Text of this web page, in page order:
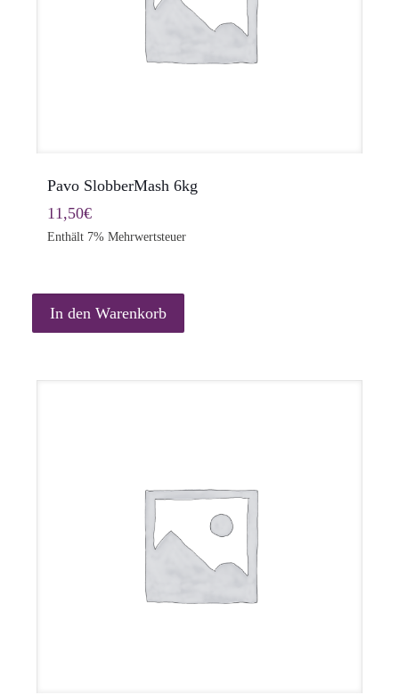
Pavo SlobberMash 6kg
11,50€
Enthält 7% Mehrwertsteuer
In den Warenkorb